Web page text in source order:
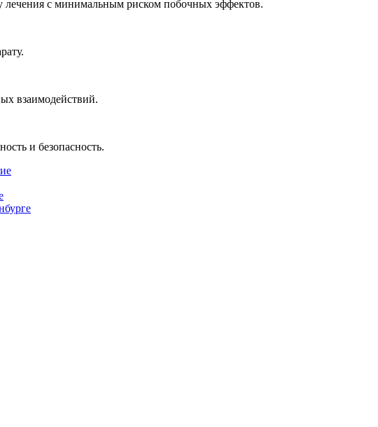
лечения с минимальным риском побочных эффектов.
взаимодействий.
и безопасность.